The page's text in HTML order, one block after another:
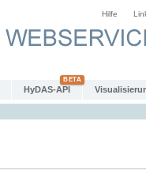
Hilfe
HyDAS-API